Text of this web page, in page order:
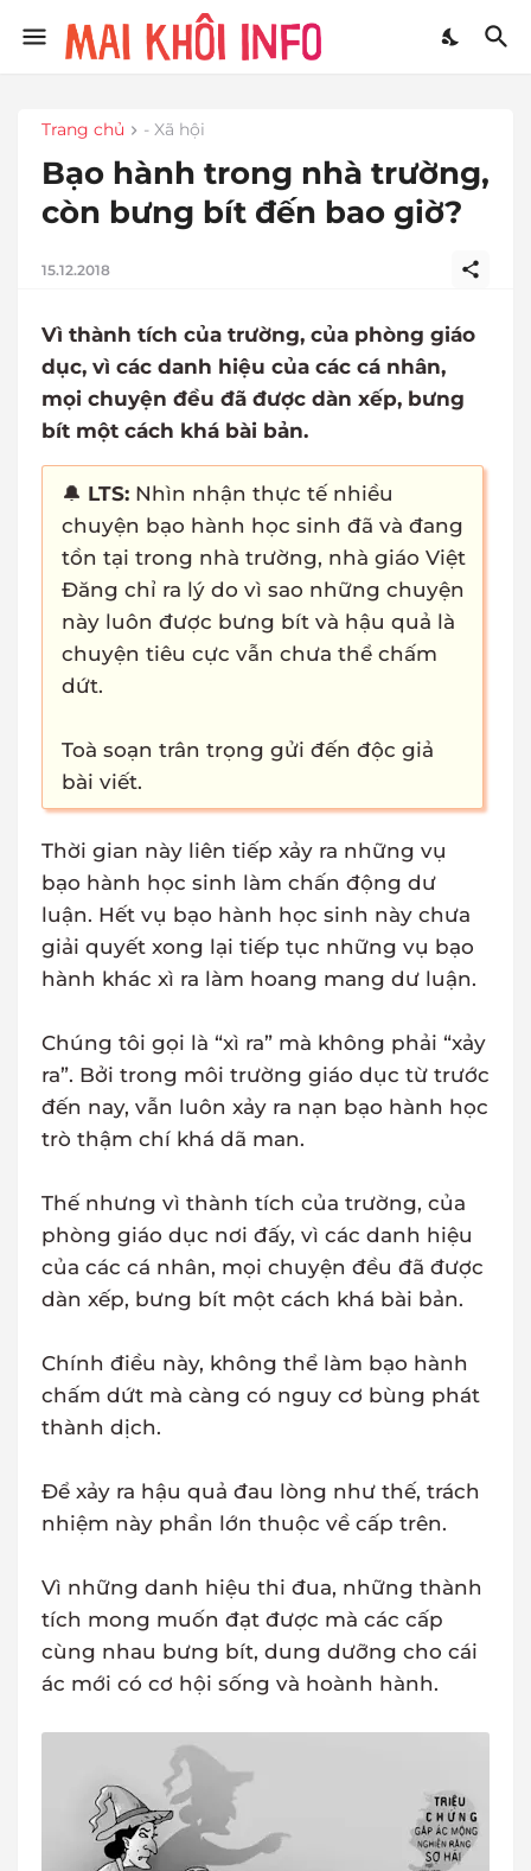
Trang chủ - Xã hội
Bạo hành trong nhà trường,
còn bưng bít đến bao giờ?
15.12.2018
Vì thành tích của trường, của phòng giáo
dục, vì các danh hiệu của các cá nhân,
mọi chuyện đều đã được dàn xếp, bưng
bít một cách khá bài bản.
🔔 LTS: Nhìn nhận thực tế nhiều
chuyện bạo hành học sinh đã và đang
tồn tại trong nhà trường, nhà giáo Việt
Đăng chỉ ra lý do vì sao những chuyện
này luôn được bưng bít và hậu quả là
chuyện tiêu cực vẫn chưa thể chấm
dứt.
Toà soạn trân trọng gửi đến độc giả
bài viết.
Thời gian này liên tiếp xảy ra những vụ
bạo hành học sinh làm chấn động dư
luận. Hết vụ bạo hành học sinh này chưa
giải quyết xong lại tiếp tục những vụ bạo
hành khác xì ra làm hoang mang dư luận.
Chúng tôi gọi là “xì ra” mà không phải “xảy
ra”. Bởi trong môi trường giáo dục từ trước
đến nay, vẫn luôn xảy ra nạn bạo hành học
trò thậm chí khá dã man.
Thế nhưng vì thành tích của trường, của
phòng giáo dục nơi đấy, vì các danh hiệu
của các cá nhân, mọi chuyện đều đã được
dàn xếp, bưng bít một cách khá bài bản.
Chính điều này, không thể làm bạo hành
chấm dứt mà càng có nguy cơ bùng phát
thành dịch.
Để xảy ra hậu quả đau lòng như thế, trách
nhiệm này phần lớn thuộc về cấp trên.
Vì những danh hiệu thi đua, những thành
tích mong muốn đạt được mà các cấp
cùng nhau bưng bít, dung dưỡng cho cái
ác mới có cơ hội sống và hoành hành.